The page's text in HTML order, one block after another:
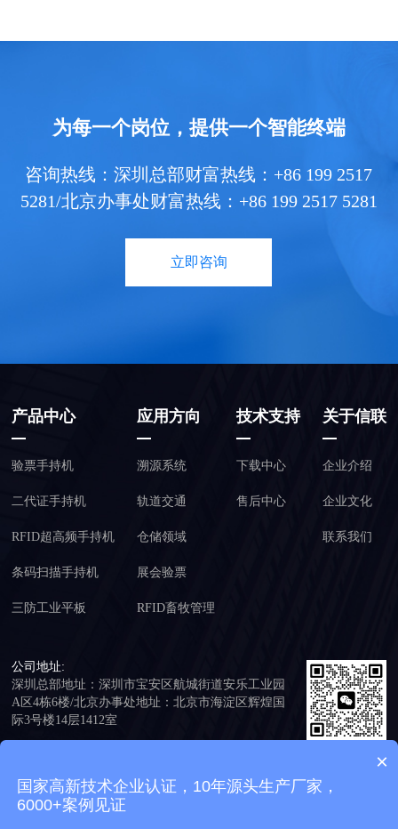
为每一个岗位，提供一个智能终端
咨询热线：深圳总部财富热线：+86 199 2517
5281/北京办事处财富热线：+86 199 2517 5281
立即咨询
产品中心
验票手持机
二代证手持机
RFID超高频手持机
条码扫描手持机
三防工业平板
应用方向
溯源系统
轨道交通
仓储领域
展会验票
RFID畜牧管理
技术支持
下载中心
售后中心
关于信联
企业介绍
企业文化
联系我们
公司地址:
深圳总部地址：深圳市宝安区航城街道安乐工业园
A区4栋6楼/北京办事处地址：北京市海淀区辉煌国
际3号楼14层1412室
添加客服免费×
国家高新技术企业认证，10年源头生产厂家，
6000+案例见证